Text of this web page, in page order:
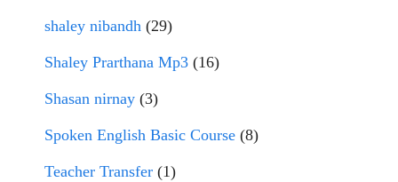
shaley nibandh (29)
Shaley Prarthana Mp3 (16)
Shasan nirnay (3)
Spoken English Basic Course (8)
Teacher Transfer (1)